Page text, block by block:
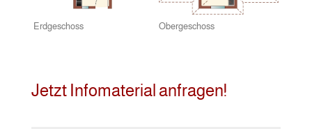
Erdgeschoss Obergeschoss
Jetzt Infomaterial anfragen!